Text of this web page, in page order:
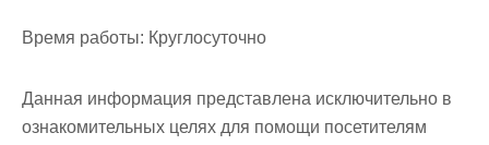
Время работы: Круглосуточно
Данная информация представлена исключительно в
ознакомительных целях для помощи посетителям